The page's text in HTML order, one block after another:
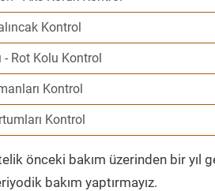
Kontrol
- Rot Kolu Kontrol
Kontrol
Kontrol
önceki bakım üzerinden bir yıl
bakım yaptırmayız.